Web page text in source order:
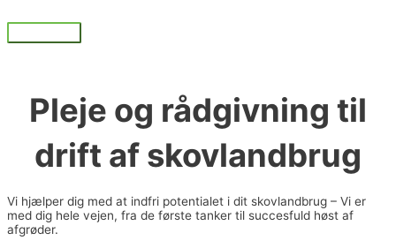
til
indholdetHovedmenu
Pleje og rådgivning til
drift af skovlandbrug
Vi hjælper dig med at indfri potentialet i dit skovlandbrug – Vi er
med dig hele vejen, fra de første tanker til succesfuld høst af
afgrøder.